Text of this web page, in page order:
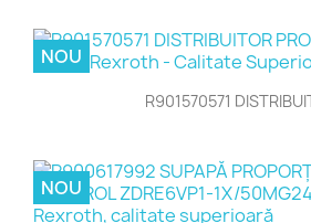
R901570571
NOU
NOU